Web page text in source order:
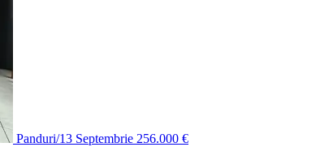
Panduri/13 Septembrie 256.000 €